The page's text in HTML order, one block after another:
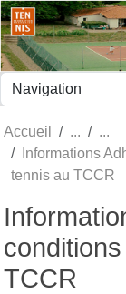
Accueil
Informations
tennis au TCCR
TCCR
Panneau de